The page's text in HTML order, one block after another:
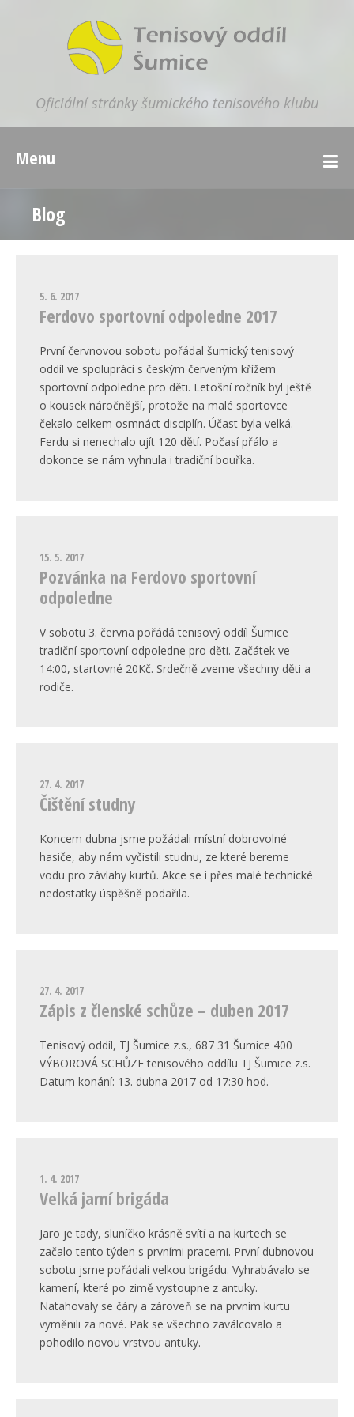
Oficiální stránky šumického tenisového klubu
Menu
Blog
5. 6. 2017
Ferdovo sportovní odpoledne 2017
První červnovou sobotu pořádal šumický tenisový
oddíl ve spolupráci s českým červeným křížem
sportovní odpoledne pro děti. Letošní ročník byl ještě
o kousek náročnější, protože na malé sportovce
čekalo celkem osmnáct disciplín. Účast byla velká.
Ferdu si nenechalo ujít 120 dětí. Počasí přálo a
dokonce se nám vyhnula i tradiční bouřka.
15. 5. 2017
Pozvánka na Ferdovo sportovní
odpoledne
V sobotu 3. června pořádá tenisový oddíl Šumice
tradiční sportovní odpoledne pro děti. Začátek ve
14:00, startovné 20Kč. Srdečně zveme všechny děti a
rodiče.
27. 4. 2017
Čištění studny
Koncem dubna jsme požádali místní dobrovolné
hasiče, aby nám vyčistili studnu, ze které bereme
vodu pro závlahy kurtů. Akce se i přes malé technické
nedostatky úspěšně podařila.
27. 4. 2017
Zápis z členské schůze – duben 2017
Tenisový oddíl, TJ Šumice z.s., 687 31 Šumice 400
VÝBOROVÁ SCHŮZE tenisového oddílu TJ Šumice z.s.
Datum konání: 13. dubna 2017 od 17:30 hod.
1. 4. 2017
Velká jarní brigáda
Jaro je tady, sluníčko krásně svítí a na kurtech se
začalo tento týden s prvními pracemi. První dubnovou
sobotu jsme pořádali velkou brigádu. Vyhrabávalo se
kamení, které po zimě vystoupne z antuky.
Natahovaly se čáry a zároveň se na prvním kurtu
vyměnili za nové. Pak se všechno zaválcovalo a
pohodilo novou vrstvou antuky.